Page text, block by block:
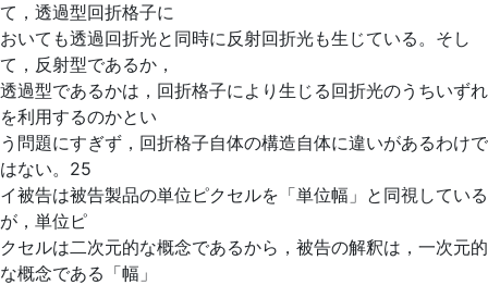
て，透過型回折格子に
おいても透過回折光と同時に反射回折光も生じている。そし
て，反射型であるか，
透過型であるかは，回折格子により生じる回折光のうちいずれ
を利用するのかとい
う問題にすぎず，回折格子自体の構造自体に違いがあるわけで
はない。25
イ被告は被告製品の単位ピクセルを「単位幅」と同視している
が，単位ピ
クセルは二次元的な概念であるから，被告の解釈は，一次元的
な概念である「幅」